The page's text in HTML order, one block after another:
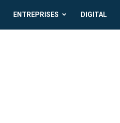
ENTREPRISES DIGITAL